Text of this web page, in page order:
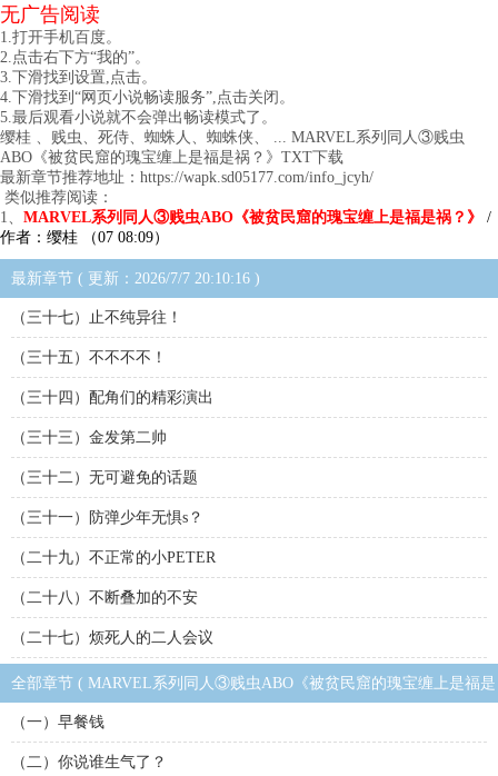
无广告阅读
1.打开手机百度。
2.点击右下方“我的”。
3.下滑找到设置,点击。
4.下滑找到“网页小说畅读服务”,点击关闭。
5.最后观看小说就不会弹出畅读模式了。
缨桂 、贱虫、死侍、蜘蛛人、蜘蛛侠、 ... MARVEL系列同人③贱虫
ABO《被贫民窟的瑰宝缠上是福是祸？》TXT下载
最新章节推荐地址：https://wapk.sd05177.com/info_jcyh/
类似推荐阅读：
1、 MARVEL系列同人③贱虫ABO《被贫民窟的瑰宝缠上是福是祸？》
/
作者：缨桂 （07 08:09）
最新章节 ( 更新：2026/7/7 20:10:16 )
（三十七）止不纯异往！
（三十五）不不不不！
（三十四）配角们的精彩演出
（三十三）金发第二帅
（三十二）无可避免的话题
（三十一）防弹少年无惧s？
（二十九）不正常的小PETER
（二十八）不断叠加的不安
（二十七）烦死人的二人会议
全部章节 ( MARVEL系列同人③贱虫ABO《被贫民窟的瑰宝缠上是福是
祸？》 )
（一）早餐钱
（二）你说谁生气了？